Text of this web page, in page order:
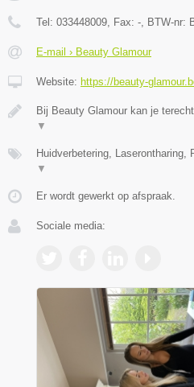
Tel: 033448009, Fax: -, BTW-nr:
E-mail › Beauty Glamour
Website: https://beauty-
Bij Beauty Glamour kan je
▼
Huidverbetering, Laserontharing,
▼
Er wordt gewerkt op afspraak.
Sociale media: